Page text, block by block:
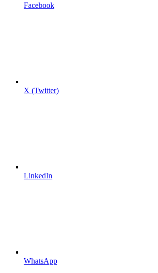
Facebook
X (Twitter)
LinkedIn
WhatsApp